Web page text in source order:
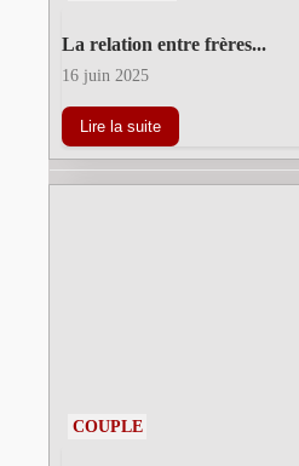
La relation entre frères...
16 juin 2025
Lire la suite
COUPLE